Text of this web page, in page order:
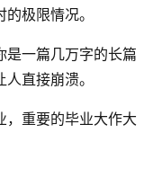
极限情况。
是一篇几万字的长篇
直接崩溃。
，重要的毕业大作大